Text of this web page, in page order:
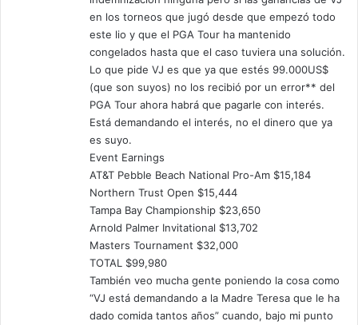
en los torneos que jugó desde que empezó todo
este lio y que el PGA Tour ha mantenido
congelados hasta que el caso tuviera una solución.
Lo que pide VJ es que ya que estés 99.000US$
(que son suyos) no los recibió por un error** del
PGA Tour ahora habrá que pagarle con interés.
Está demandando el interés, no el dinero que ya
es suyo.
Event Earnings
AT&T Pebble Beach National Pro-Am $15,184
Northern Trust Open $15,444
Tampa Bay Championship $23,650
Arnold Palmer Invitational $13,702
Masters Tournament $32,000
TOTAL $99,980
También veo mucha gente poniendo la cosa como
“VJ está demandando a la Madre Teresa que le ha
dado comida tantos años” cuando, bajo mi punto